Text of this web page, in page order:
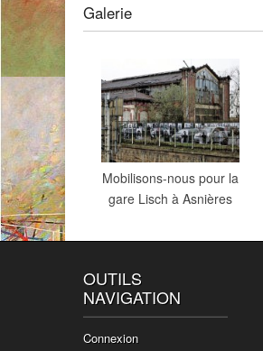
Galerie
Mobilisons-nous pour la
gare Lisch à Asnières
OUTILS
NAVIGATION
Connexion